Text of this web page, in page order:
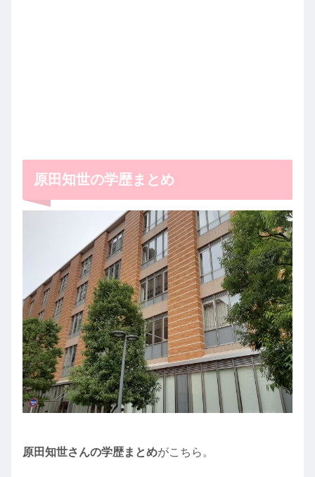
原田知世の学歴まとめ
原田知世さんの学歴まとめがこちら。